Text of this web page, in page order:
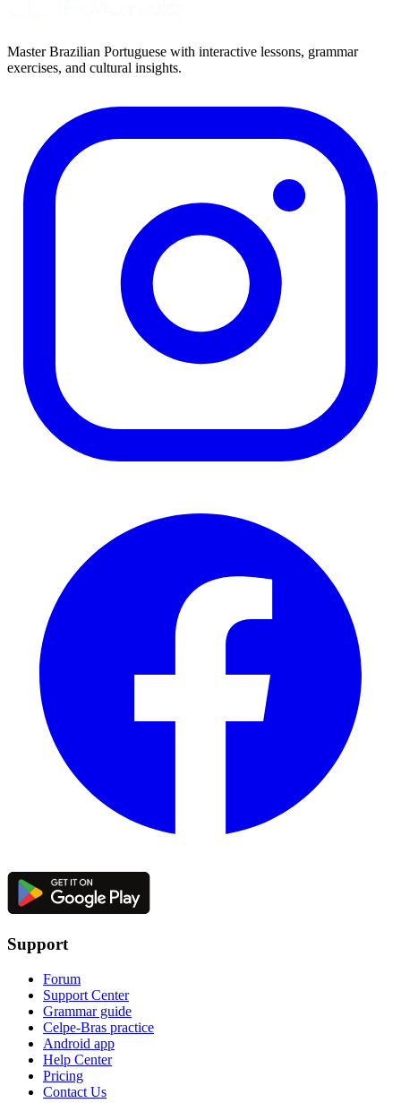
Master Brazilian Portuguese with interactive lessons, grammar
exercises, and cultural insights.
Support
Forum
Support Center
Grammar guide
Celpe-Bras practice
Android app
Help Center
Pricing
Contact Us